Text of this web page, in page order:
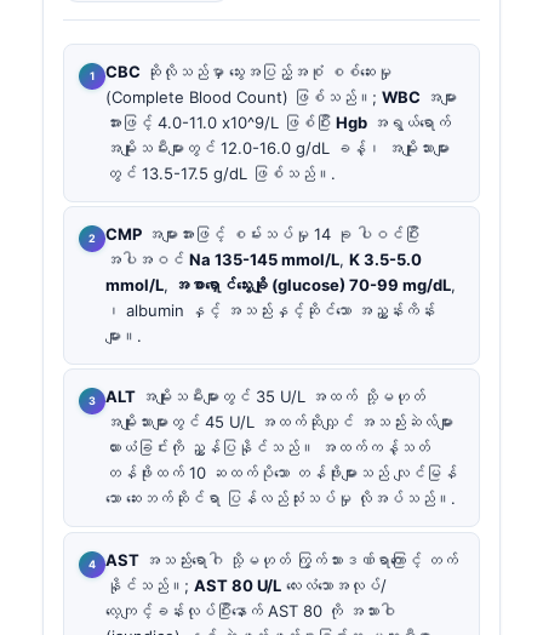
CBC ဆိုလိုသည်မှာ သွေးအပြည့်အစုံ စစ်ဆေးမှု
(Complete Blood Count) ဖြစ်သည်။; WBC အများ
အားဖြင့် 4.0-11.0 x10^9/L ဖြစ်ပြီး Hgb အရွယ်ရောက်
အမျိုးသမီးများတွင် 12.0-16.0 g/dL ခန့်၊ အမျိုးသားများ
တွင် 13.5-17.5 g/dL ဖြစ်သည်။.
CMP အများအားဖြင့် စမ်းသပ်မှု 14 ခု ပါဝင်ပြီး
အပါအဝင် Na 135-145 mmol/L, K 3.5-5.0
mmol/L, အစာရှောင်သွေးချို (glucose) 70-99 mg/dL,
၊ albumin နှင့် အသည်းနှင့်ဆိုင်သော အညွှန်းကိန်း
များ။.
ALT အမျိုးသမီးများတွင် 35 U/L အထက် သို့မဟုတ်
အမျိုးသားများတွင် 45 U/L အထက်ဆိုလျှင် အသည်းဆဲလ်များ
ယားယံခြင်းကို ညွှန်ပြနိုင်သည်။ အထက်ကန့်သတ်
တန်ဖိုးထက် 10 ဆထက်ပိုသော တန်ဖိုးများသည် လျင်မြန်
သော ဆေးဘက်ဆိုင်ရာ ပြန်လည်သုံးသပ်မှု လိုအပ်သည်။.
AST အသည်းရောဂါ သို့မဟုတ် ကြွက်သားဒဏ်ရာကြောင့် တက်
နိုင်သည်။; AST 80 U/L လေးလံသောအလုပ်/
လေ့ကျင့်ခန်းလုပ်ပြီးနောက် AST 80 ကို အသားဝါ